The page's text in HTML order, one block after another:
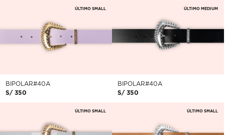
BIPOLAR#40A
S/ 350
ÚLTIMO SMALL
BIPOLAR#40A
S/ 350
ÚLTIMO MEDIUM
ÚLTIMO SMALL ÚLTIMO SMALL